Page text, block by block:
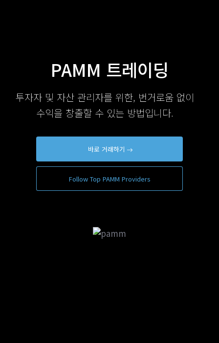
PAMM 트레이딩
투자자 및 자산 관리자를 위한, 번거로움 없이
수익을 창출할 수 있는 방법입니다.
바로 거래하기
Follow Top PAMM Providers